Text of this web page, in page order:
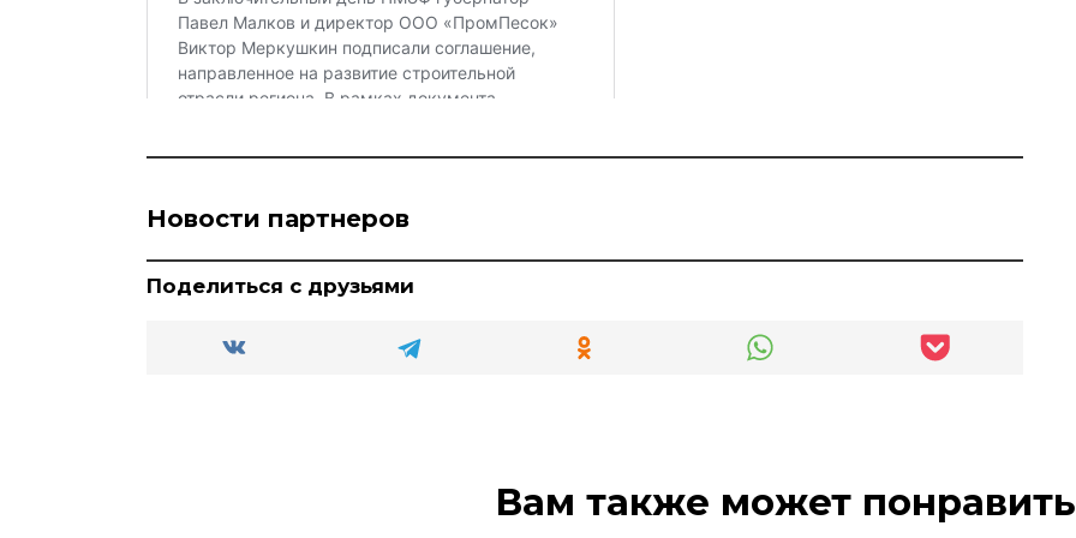
Новости партнеров
Поделиться с друзьями
Вам также может